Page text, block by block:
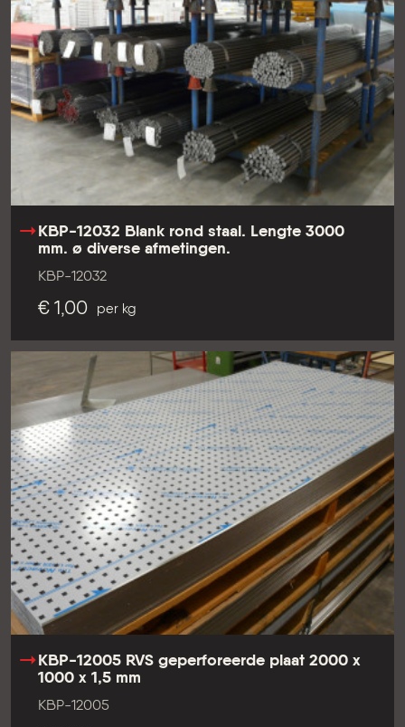
KBP-12032 Blank rond staal. Lengte 3000
mm. ø diverse afmetingen.
KBP-12032
€ 1,00 per kg
KBP-12005 RVS geperforeerde plaat 2000 x
1000 x 1,5 mm
KBP-12005